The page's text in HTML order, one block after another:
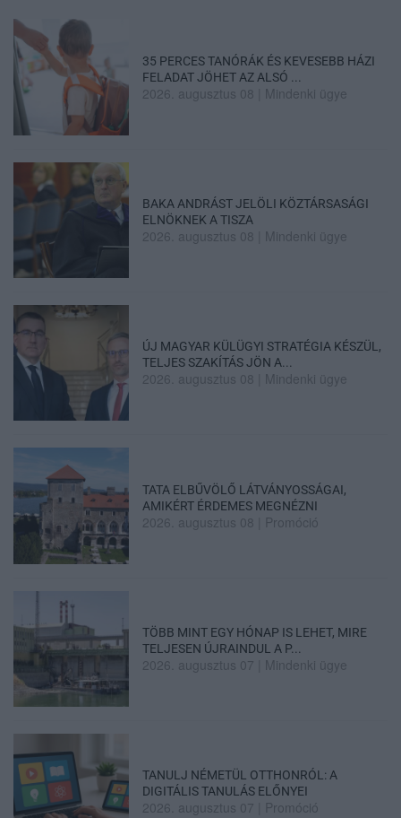
35 PERCES TANÓRÁK ÉS KEVESEBB HÁZI
FELADAT JÖHET AZ ALSÓ ...
2026. augusztus 08 Mindenki ügye
BAKA ANDRÁST JELÖLI KÖZTÁRSASÁGI
ELNÖKNEK A TISZA
2026. augusztus 08 Mindenki ügye
ÚJ MAGYAR KÜLÜGYI STRATÉGIA KÉSZÜL,
TELJES SZAKÍTÁS JÖN A...
2026. augusztus 08 Mindenki ügye
TATA ELBŰVÖLŐ LÁTVÁNYOSSÁGAI,
AMIKÉRT ÉRDEMES MEGNÉZNI
2026. augusztus 08 Promóció
TÖBB MINT EGY HÓNAP IS LEHET, MIRE
TELJESEN ÚJRAINDUL A P...
2026. augusztus 07 Mindenki ügye
TANULJ NÉMETÜL OTTHONRÓL: A
DIGITÁLIS TANULÁS ELŐNYEI
2026. augusztus 07 Promóció